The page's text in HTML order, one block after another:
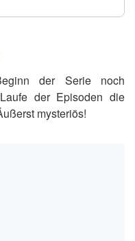
der Serie noch
der Episoden die
mysteriös!